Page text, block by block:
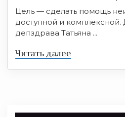
Цель — сделать помощь
доступной и комплексной.
депздрава Татьяна ...
Читать далее